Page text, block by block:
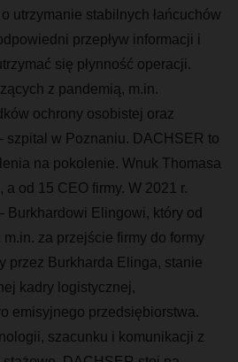
utrzymanie stabilnych łańcuchów
przepływ informacji i
się płynność operacji.
z pandemią, m.in.
ochrony osobistej oraz
szpital w Poznaniu. DACHSER to
na pokolenie. Wnuk Thomasa
od 15 CEO firmy. W 2021 r.
Burkhardowi Elingowi, który od
za przejście firmy do formy
przez Burkharda Elinga, stanie
kadry logistycznej,
emisyjnego przedsiębiorstwa.
szacunku i komunikacji z